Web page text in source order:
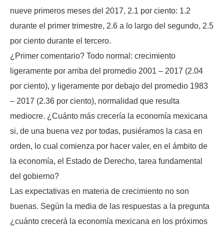
nueve primeros meses del 2017, 2.1 por ciento: 1.2
durante el primer trimestre, 2.6 a lo largo del segundo, 2.5
por ciento durante el tercero.
¿Primer comentario? Todo normal: crecimiento
ligeramente por arriba del promedio 2001 – 2017 (2.04
por ciento), y ligeramente por debajo del promedio 1983
– 2017 (2.36 por ciento), normalidad que resulta
mediocre. ¿Cuánto más crecería la economía mexicana
si, de una buena vez por todas, pusiéramos la casa en
orden, lo cual comienza por hacer valer, en el ámbito de
la economía, el Estado de Derecho, tarea fundamental
del gobierno?
Las expectativas en materia de crecimiento no son
buenas. Según la media de las respuestas a la pregunta
¿cuánto crecerá la economía mexicana en los próximos